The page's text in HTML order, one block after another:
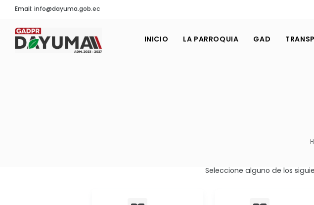
Email: info@dayuma.gob.ec
INICIO LA PARROQUIA GAD
Seleccione alguno de los